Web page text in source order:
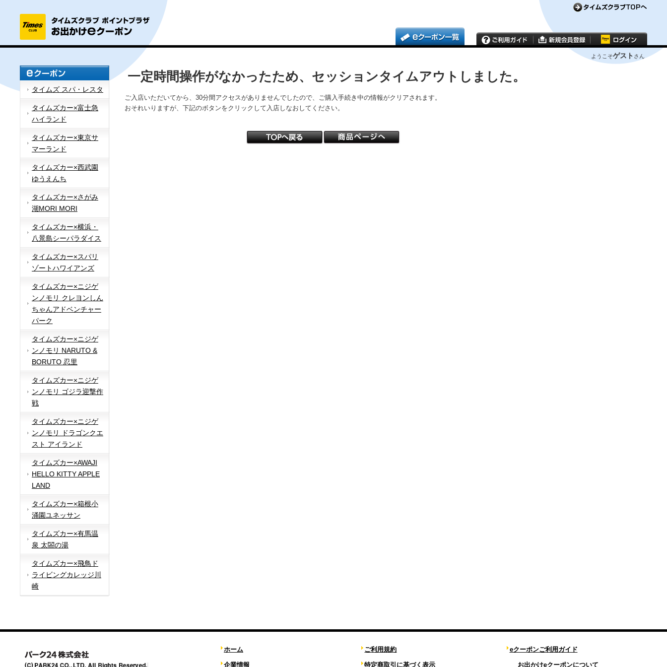
ようこそゲスト さん
タイムズ スパ・レスタ
タイムズカー×富士急
ハイランド
タイムズカー×東京サ
マーランド
タイムズカー×西武園
ゆうえんち
タイムズカー×さがみ
湖MORI MORI
タイムズカー×横浜・
八景島シーパラダイス
タイムズカー×スパリ
ゾートハワイアンズ
タイムズカー×ニジゲ
ンノモリ クレヨンしん
ちゃんアドベンチャー
パーク
タイムズカー×ニジゲ
ンノモリ NARUTO &
BORUTO 忍里
タイムズカー×ニジゲ
ンノモリ ゴジラ迎撃作
戦
タイムズカー×ニジゲ
ンノモリ ドラゴンクエ
スト アイランド
タイムズカー×AWAJI
HELLO KITTY APPLE
LAND
タイムズカー×箱根小
涌園ユネッサン
タイムズカー×有馬温
泉 太閤の湯
タイムズカー×飛鳥ド
ライビングカレッジ川
崎
一定時間操作がなかったため、セッションタイムアウトしました。
ご入店いただいてから、30分間アクセスがありませんでしたので、ご購入手続き中の情報がクリアされます。
おそれいりますが、下記のボタンをクリックして入店しなおしてください。
ホーム
企業情報
ご利用規約
特定商取引に基づく表示
eクーポンご利用ガイド
お出かけeクーポンについて